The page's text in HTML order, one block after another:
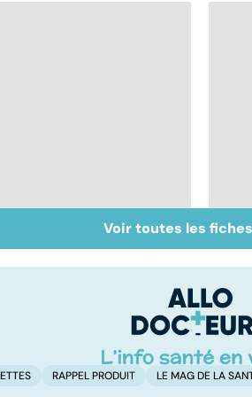
Un rhume, ça se
soigne ?
Voir toutes les
RAPPEL PRODUIT LE MAG DE LA